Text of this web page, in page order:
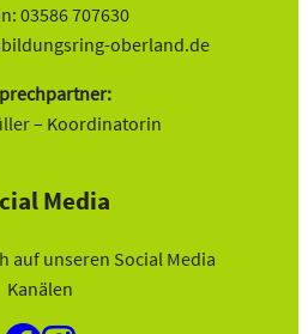
03586 707630
oberland.de
– Koordinatorin
Media
auf unseren Social Media
Kanälen